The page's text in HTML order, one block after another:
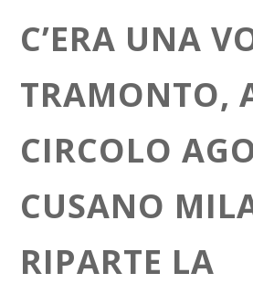
C’ERA UNA
TRAMONTO,
CIRCOLO
CUSANO
RIPARTE LA